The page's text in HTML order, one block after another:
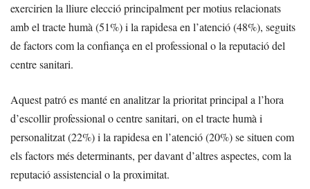
exercirien la lliure elecció principalment per motius relacionats
amb el tracte humà (51%) i la rapidesa en l’atenció (48%), seguits
de factors com la confiança en el professional o la reputació del
centre sanitari.
Aquest patró es manté en analitzar la prioritat principal a l’hora
d’escollir professional o centre sanitari, on el tracte humà i
personalitzat (22%) i la rapidesa en l’atenció (20%) se situen com
els factors més determinants, per davant d’altres aspectes, com la
reputació assistencial o la proximitat.